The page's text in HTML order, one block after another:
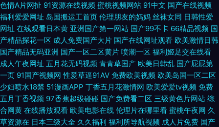
东方成人影库AV 在线观看小视频 美欧韩一三区 91香蕉外国视频 日日摸夜夜
爽无码精品
色情A片网扯 91资源在线视频 蜜桃视频网站 91中文 国产在线视频
福利爱爱网址 岛国搬运工首页 伦理朋友的妈妈 丝袜女同 日韩性爱
网址 在线观看日本黄 亚洲国产第一网站 国产99不卡 66精品视频 国
产精品探花一区 成人免费国产大片 国产在线网址观看 欧美激情日韩
国产精品无码亚洲 国产一区二区黄片 喷潮一区 福利姬足交在线看
成人午夜网址 五月花无码视频 青青草国产 欧美日韩乱 国产屁屁第
一页 91国产视频网 性爱草逼91AV 免费欧美视频 欧美岛国一区二区
少妇喷水18禁 51漫画APP 丁香五月花激情网 欧美爱爱tv视频 免费
五月丁香视频 97香蕉超级碰碰 国产免费看二区 三级黄色片网站 综
合网黄 在线播放观看 欧美电影在线 伦理片在哪里看 蜜桃午夜网 久
草资源在 日本三级大全 久久福利 福利所导航视频 成人片免费 国产